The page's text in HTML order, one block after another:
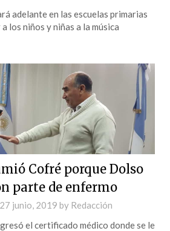
adelante en las escuelas primarias
los niños y niñas a la música
Cofré porque Dolso
parte de enfermo
27 junio, 2019 by Redacción
el certificado médico donde se le